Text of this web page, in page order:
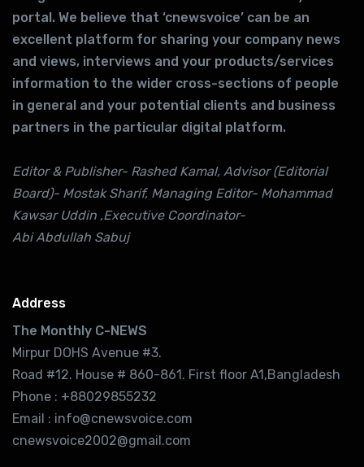
portal. We believe that ‘cnewsvoice’ can be an
excellent platform for sharing your company news
and views, interviews and your products/services
information to the wider cross-sections of people
in general and your potential clients and business
partners in the particular digital platform.
Editor & Publisher- Rashed Kamal, Advisor (Editorial
Board)- Mostak Sharif, Managing Editor- Mohammad
Kawsar Uddin ,Executive Coordinator-
Abi Abdullah Sabuj
Address
The Monthly C-NEWS
Mirpur DOHS Avenue #3.
Road #12. House # 860-861. First floor A1,Bangladesh
Phone : +88029855232
Email : info@cnewsvoice.com
cnewsvoice2002@gmail.com